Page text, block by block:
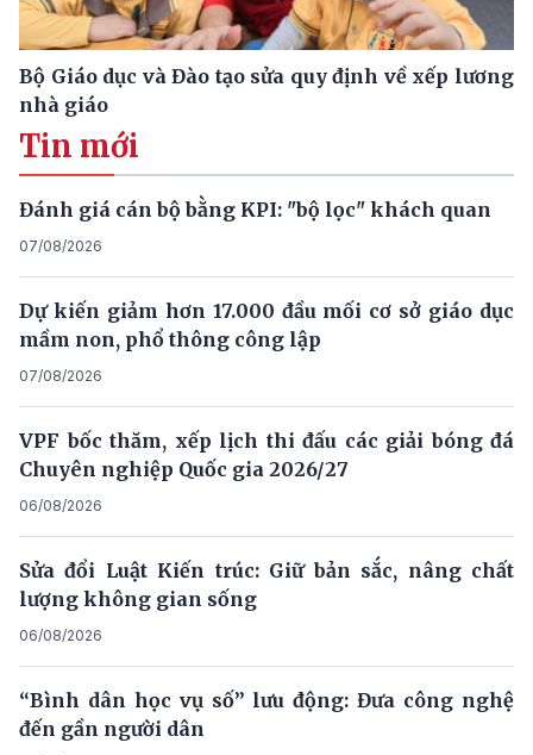
Bộ Giáo dục và Đào tạo sửa quy định về xếp lương
nhà giáo
Tin mới
Đánh giá cán bộ bằng KPI: "bộ lọc" khách quan
07/08/2026
Dự kiến giảm hơn 17.000 đầu mối cơ sở giáo dục
mầm non, phổ thông công lập
07/08/2026
VPF bốc thăm, xếp lịch thi đấu các giải bóng đá
Chuyên nghiệp Quốc gia 2026/27
06/08/2026
Sửa đổi Luật Kiến trúc: Giữ bản sắc, nâng chất
lượng không gian sống
06/08/2026
“Bình dân học vụ số” lưu động: Đưa công nghệ
đến gần người dân